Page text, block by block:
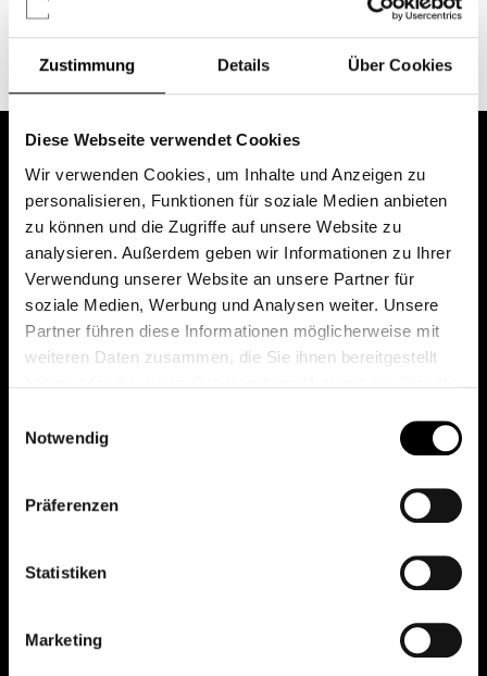
Zustimmung Details Über Cookies
Diese Webseite verwendet Cookies
Wir verwenden Cookies, um Inhalte und Anzeigen zu
personalisieren, Funktionen für soziale Medien anbieten
zu können und die Zugriffe auf unsere Website zu
analysieren. Außerdem geben wir Informationen zu Ihrer
Verwendung unserer Website an unsere Partner für
soziale Medien, Werbung und Analysen weiter. Unsere
Partner führen diese Informationen möglicherweise mit
weiteren Daten zusammen, die Sie ihnen bereitgestellt
Notwendig
Präferenzen
Statistiken
Marketing
Chancen & Risiken
Das erste Depot in Österreich mit 0€ Kontoführung,
0€ Ausgabeaufschlag und 0€ Depotgebühren bei
© 2026 FondsDepot AT
DEPOT